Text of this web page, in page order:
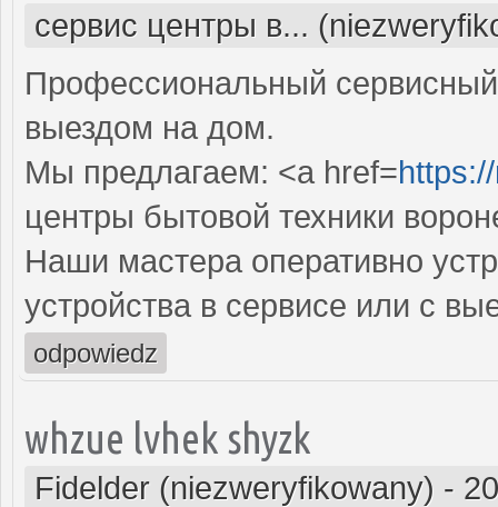
сервис центры в...
Профессиональный
выездом на дом.
Мы предлагаем: <a href=
центры бытовой техники
Наши мастера оперативно
устройства в сервисе или с
odpowiedz
whzue lvhek shyzk
Fidelder (niezweryfikowany) -